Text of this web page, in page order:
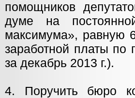
помощников
думе на
максимума», равную
заработной платы по
за декабрь 2013 г.).
4. Поручить бюро